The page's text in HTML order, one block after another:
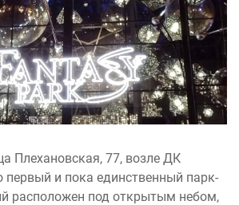
Плехановская, 77, возле ДК
первый и пока единственный парк-
расположен под открытым небом,